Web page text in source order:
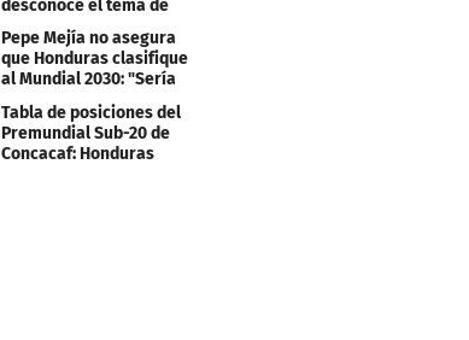
desconoce el tema de
los tiktokers
Pepe Mejía no asegura
que Honduras clasifique
al Mundial 2030: "Sería
mentir"
Tabla de posiciones del
Premundial Sub-20 de
Concacaf: Honduras